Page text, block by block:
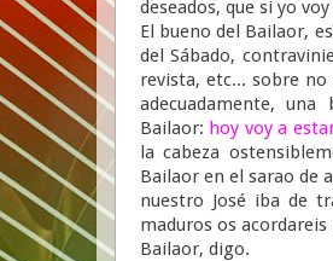
deseados, que si yo
El bueno del Bailaor,
del Sábado,
revista, etc... sobre
adecuadamente,
Bailaor: hoy voy a
la cabeza
Bailaor en el sarao de
nuestro José iba de
maduros os
Bailaor, digo.